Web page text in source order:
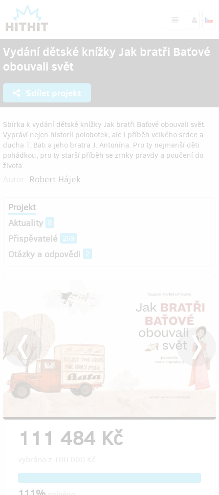
Vydání dětské knížky Jak bratři Baťové
obouvali svět
Sdílet projekt
Sbírka k vydání dětské knížky Jak bratři Baťové obouvali svět.
Vypráví nejen historii polobotek, ale i příběh velkého srdce a
ducha T. Bati a jeho bratra J. Antonína. Pro ty nejmenší děti
pohádkou, pro ty starší příběh se zrnky pravdy a poučení do
života.
Robert Hájek
Projekt
Aktuality 8
Přispěvatelé 269
Otázky a odpovědi 2
111 484 Kč